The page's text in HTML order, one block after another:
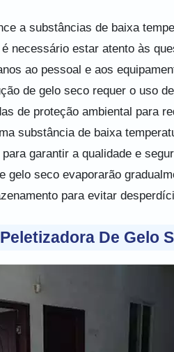
a substâncias de baixa
necessário estar atento às
ao pessoal e aos
de gelo seco requer o uso
de proteção ambiental para
substância de baixa
garantir a qualidade e
gelo seco evaporarão
para evitar
De Gelo